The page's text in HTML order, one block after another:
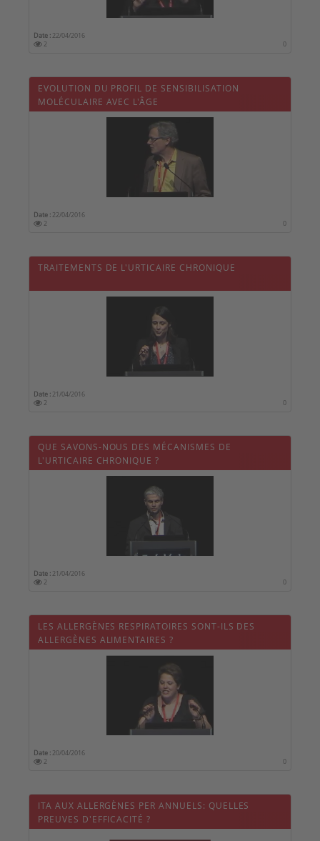
Date : 22/04/2016
2
0
EVOLUTION DU PROFIL DE SENSIBILISATION
MOLÉCULAIRE AVEC L'ÂGE
Date : 22/04/2016
2
0
TRAITEMENTS DE L'URTICAIRE CHRONIQUE
Date : 21/04/2016
2
0
QUE SAVONS-NOUS DES MÉCANISMES DE
L'URTICAIRE CHRONIQUE ?
Date : 21/04/2016
2
0
LES ALLERGÈNES RESPIRATOIRES SONT-ILS DES
ALLERGÈNES ALIMENTAIRES ?
Date : 20/04/2016
2
0
ITA AUX ALLERGÈNES PER ANNUELS: QUELLES
PREUVES D'EFFICACITÉ ?